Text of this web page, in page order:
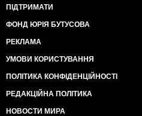
ПІДТРИМАТИ
ФОНД ЮРІЯ БУТУСОВА
РЕКЛАМА
УМОВИ КОРИСТУВАННЯ
ПОЛІТИКА КОНФІДЕНЦІЙНОСТІ
РЕДАКЦІЙНА ПОЛІТИКА
НОВОСТИ МИРА